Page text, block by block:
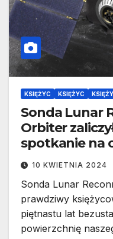
KSIĘŻYC KSIĘŻYC
Sonda Lunar
Orbiter
spotkanie na
Księżyca
10 KWIETNIA 2024
Sonda Lunar
prawdziwy
piętnastu lat
powierzchnię